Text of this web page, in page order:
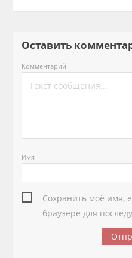
Оставить
Комментарий
Имя
Сохранить моё имя,
браузере для